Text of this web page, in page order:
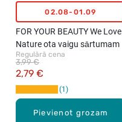
Pievienot grozam
02.08-01.09
FOR YOUR BEAUTY We Love
Nature ota vaigu sārtumam
Regulārā cena
2,79 €
3,99 €
1